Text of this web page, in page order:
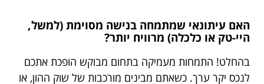
האם עיתונאי שמתמחה בנישה מסוימת (למשל,
היי-טק או כלכלה) מרוויח יותר?
בהחלט! התמחות מעמיקה בתחום מבוקש הופכת אתכם
לנכס יקר ערך. כשאתם מבינים מורכבות של שוק ההון, או